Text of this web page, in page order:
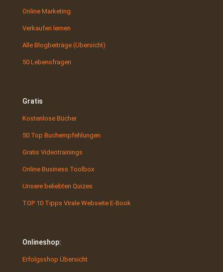
Online Marketing
Verkaufen lernen
Alle Blogbeiträge (Übersicht)
50 Lebensfragen
Gratis
Kostenlose Bücher
50 Top Buchempfehlungen
Gratis Videotrainings
Online Business Toolbox
Unsere beliebten Quizes
TOP 10 Tipps Virale Webseite E-Book
Onlineshop:
Erfolgsshop Übersicht